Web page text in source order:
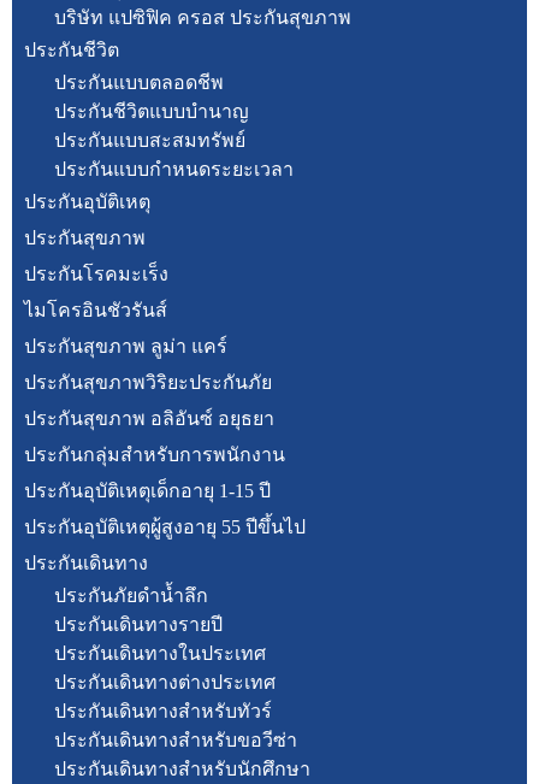
บริษัท แปซิฟิค ครอส ประกันสุขภาพ
ประกันชีวิต
ประกันแบบตลอดชีพ
ประกันชีวิตแบบบำนาญ
ประกันแบบสะสมทรัพย์
ประกันแบบกำหนดระยะเวลา
ประกันอุบัติเหตุ
ประกันสุขภาพ
ประกันโรคมะเร็ง
ไมโครอินชัวรันส์
ประกันสุขภาพ ลูม่า แคร์
ประกันสุขภาพวิริยะประกันภัย
ประกันสุขภาพ อลิอันซ์ อยุธยา
ประกันกลุ่มสำหรับการพนักงาน
ประกันอุบัติเหตุเด็กอายุ 1-15 ปี
ประกันอุบัติเหตุผู้สูงอายุ 55 ปีขึ้นไป
ประกันเดินทาง
ประกันภัยดำน้ำลึก
ประกันเดินทางรายปี
ประกันเดินทางในประเทศ
ประกันเดินทางต่างประเทศ
ประกันเดินทางสำหรับทัวร์
ประกันเดินทางสำหรับขอวีซ่า
ประกันเดินทางสำหรับนักศึกษา